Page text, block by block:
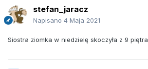
stefan_jaracz
Napisano 4 Maja 2021
Siostra ziomka w niedzielę skoczyła z 9 piętra